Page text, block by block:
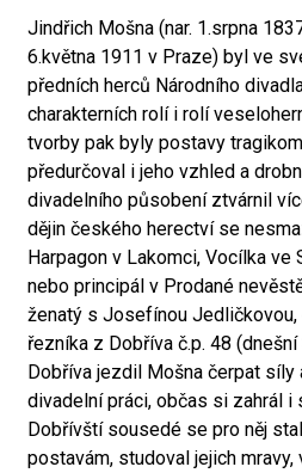
Jindřich Mošna (nar. 1.srpna
6.května 1911 v Praze) byl ve
předních herců Národního
charakterních rolí i rolí
tvorby pak byly postavy
předurčoval i jeho vzhled a
divadelního působení ztvárnil
dějin českého herectví se
Harpagon v Lakomci, Vocílka ve
nebo principál v Prodané
ženatý s Josefínou
řezníka z Dobříva č.p. 48
Dobříva jezdil Mošna čerpat
divadelní práci, občas si zahrál i
Dobřívští sousedé se pro něj
postavám, studoval jejich mravy,